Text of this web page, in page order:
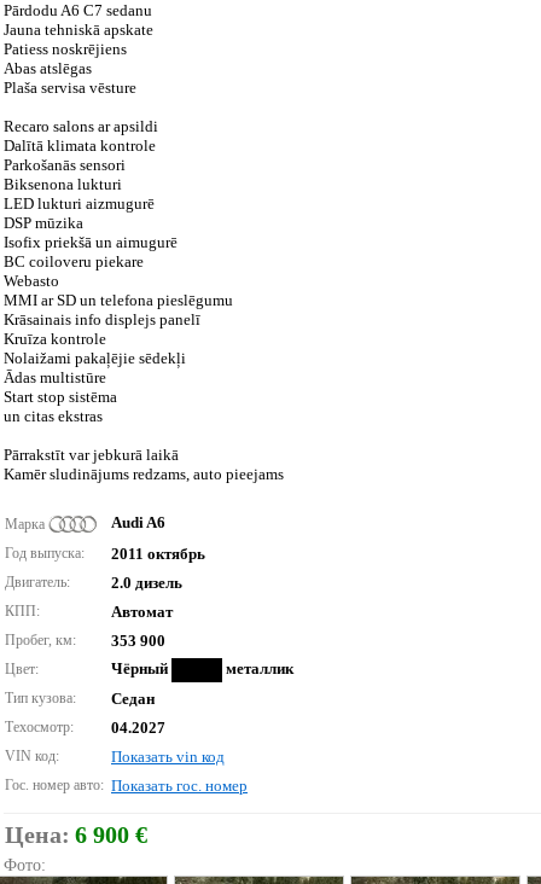
Pārdodu A6 C7 sedanu
Jauna tehniskā apskate
Patiess noskrējiens
Abas atslēgas
Plaša servisa vēsture
Recaro salons ar apsildi
Dalītā klimata kontrole
Parkošanās sensori
Biksenona lukturi
LED lukturi aizmugurē
DSP mūzika
Isofix priekšā un aimugurē
BC coiloveru piekare
Webasto
MMI ar SD un telefona pieslēgumu
Krāsainais info displejs panelī
Kruīza kontrole
Nolaižami pakaļējie sēdekļi
Ādas multistūre
Start stop sistēma
un citas ekstras
Pārrakstīt var jebkurā laikā
Kamēr sludinājums redzams, auto pieejams
Марка Audi A6
Год выпуска: 2011 октябрь
Двигатель: 2.0 дизель
КПП: Автомат
Пробег, км: 353 900
Цвет: Чёрный металлик
Тип кузова: Седан
Техосмотр: 04.2027
VIN код: Показать vin код
Гос. номер авто: Показать гос. номер
Цена: 6 900 €
Фото: